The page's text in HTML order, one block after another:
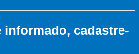
informado, cadastre-